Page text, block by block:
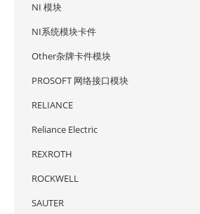
NI 模块
NI系统模块卡件
Other杂牌卡件模块
PROSOFT 网络接口模块
RELIANCE
Reliance Electric
REXROTH
ROCKWELL
SAUTER